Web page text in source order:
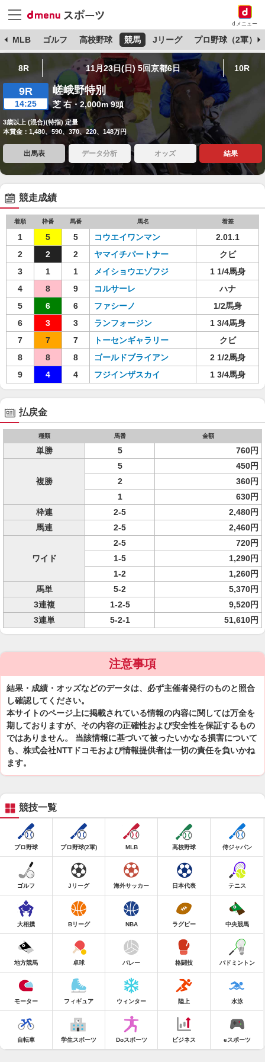
dメニュー
MLB ゴルフ 高校野球 競馬 Jリーグ プロ野球（2軍）
8R 11月23日(日) 5回京都6日 10R
9R
14:25
嵯峨野特別
芝 右・2,000m 9頭
3歳以上 (混合)(特指) 定量
本賞金：1,480、590、370、220、148万円
出馬表 データ分析 オッズ 結果
競走成績
着順 枠番 馬番 馬名 着差
1 5 5 コウエイワンマン
2.01.1
2
2 2 ヤマイチパートナー
クビ
3
1 1 メイショウエゾフジ
1 1/4馬身
4
8 9 コルサーレ
ハナ
5
6 6 ファシーノ
1/2馬身
6
3 3 ランフォージン
1 3/4馬身
7
7 7 トーセンギャラリー
クビ
8
8 8 ゴールドブライアン
2 1/2馬身
9
4 4 フジインザスカイ 1 3/4馬身
払戻金
種類 馬番 金額
単勝 5 760円
複勝
5
450円
2
360円
1
630円
枠連
2-5
2,480円
馬連
2-5 2,460円
ワイド
2-5
720円
1-5
1,290円
1-2
1,260円
馬単
5-2
5,370円
3連複
1-2-5
9,520円
3連単
5-2-1 51,610円
注意事項
結果・成績・オッズなどのデータは、必ず主催者発行のものと照合
し確認してください。
本サイトのページ上に掲載されている情報の内容に関しては万全を
期しておりますが、その内容の正確性および安全性を保証するもの
ではありません。 当該情報に基づいて被ったいかなる損害について
も、株式会社NTTドコモおよび情報提供者は一切の責任を負いかね
ます。
競技一覧
プロ野球 プロ野球(2軍) MLB 高校野球 侍ジャパン
ゴルフ Jリーグ 海外サッカー 日本代表 テニス
大相撲 Bリーグ NBA ラグビー 中央競馬
地方競馬 卓球 バレー 格闘技 バドミントン
モーター フィギュア ウィンター 陸上 水泳
自転車 学生スポーツ Doスポーツ ビジネス eスポーツ